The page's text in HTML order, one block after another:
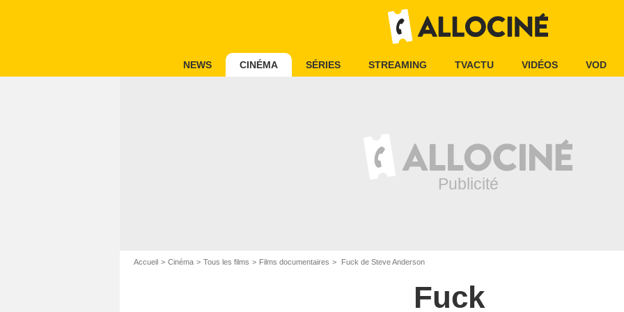
NEWS CINÉMA SÉRIES STREAMING TVACTU VIDÉOS VOD
Accueil Cinéma Tous les films Films documentaires Fuck de Steve Anderson
Fuck